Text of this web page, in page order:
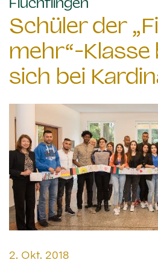
Schüler der
mehr“-Klasse
sich bei
Datum:
2. Okt. 2018